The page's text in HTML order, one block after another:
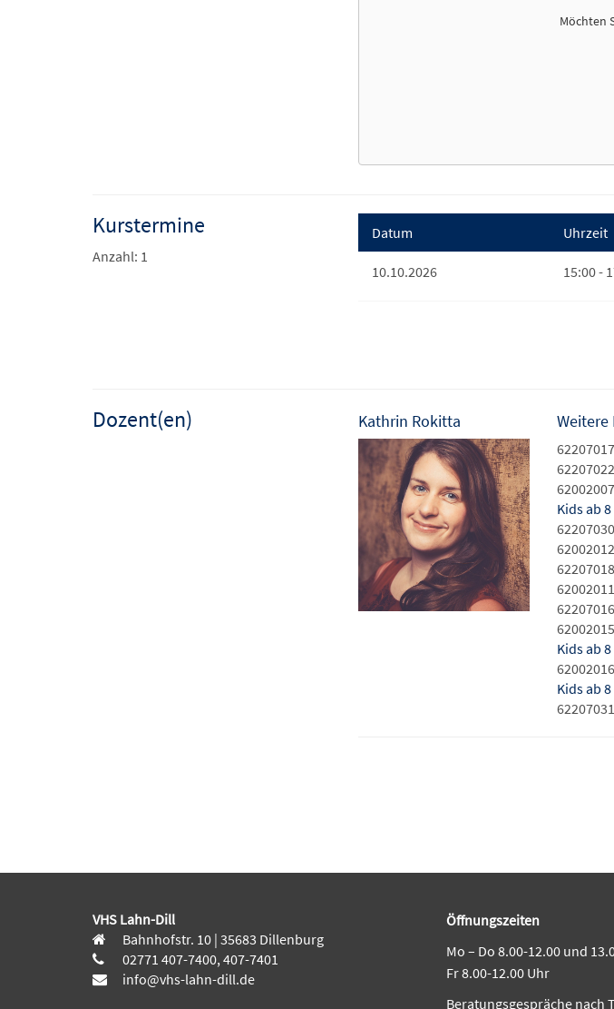
Möchten
Kurstermine
Anzahl: 1
Datum Uhrzeit
10.10.2026 15:00 -
Dozent(en) Kathrin Rokitta Weitere
Kids ab
Kids ab
Kids ab
VHS Lahn-Dill
Bahnhofstr. 10 | 35683 Dillenburg
02771 407-7400, 407-7401
info@vhs-lahn-dill.de
Öffnungszeiten
Mo – Do 8.00-12.00 und
Fr 8.00-12.00 Uhr
Beratungsgespräche nach